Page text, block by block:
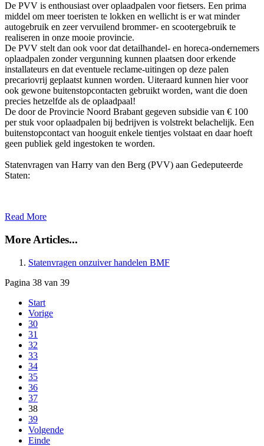
De PVV is enthousiast over oplaadpalen voor fietsers. Een prima
middel om meer toeristen te lokken en wellicht is er wat minder
autogebruik en zeer vervuilend brommer- en scootergebruik te
realiseren in onze mooie provincie.
De PVV stelt dan ook voor dat detailhandel- en horeca-ondernemers
oplaadpalen zonder vergunning kunnen plaatsen door erkende
installateurs en dat eventuele reclame-uitingen op deze palen
precariovrij geplaatst kunnen worden. Uiteraard kunnen hier voor
ook gewone buitenstopcontacten gebruikt worden, want die doen
precies hetzelfde als de oplaadpaal!
De door de Provincie Noord Brabant gegeven subsidie van € 100
per stuk voor oplaadpalen bij bedrijven is volstrekt belachelijk. Een
buitenstopcontact van hooguit enkele tientjes volstaat en daar hoeft
geen publiek geld ingestoken te worden.
Statenvragen van Harry van den Berg (PVV) aan Gedeputeerde
Staten:
Read More
More Articles...
Statenvragen onzuiver handelen BMF
Pagina 38 van 39
Start
Vorige
30
31
32
33
34
35
36
37
38
39
Volgende
Einde